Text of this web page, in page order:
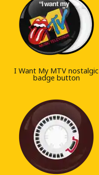
I Want My MTV nostalgic
badge button